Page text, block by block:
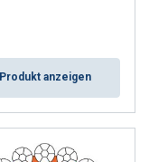
Produkt anzeigen
ENGLISH TRANSLATION